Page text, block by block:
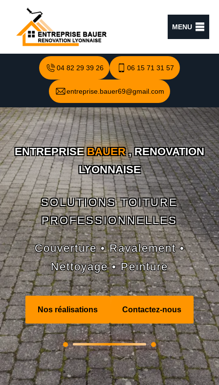
MENU
04 82 29 39 26 06 15 71 31 57
entreprise.bauer69@gmail.com
ENTREPRISEBAUER, RENOVATION
LYONNAISE
SOLUTIONS TOITURE
PROFESSIONNELLES
Couverture • Ravalement •
Nettoyage • Peinture
Nos réalisations Contactez-nous